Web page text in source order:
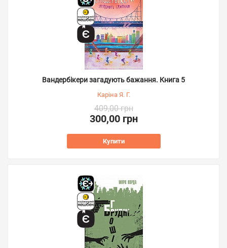
Вандербікери загадують бажання. Книга 5
Каріна Я. Г.
409,00 грн
300,00 грн
Купити